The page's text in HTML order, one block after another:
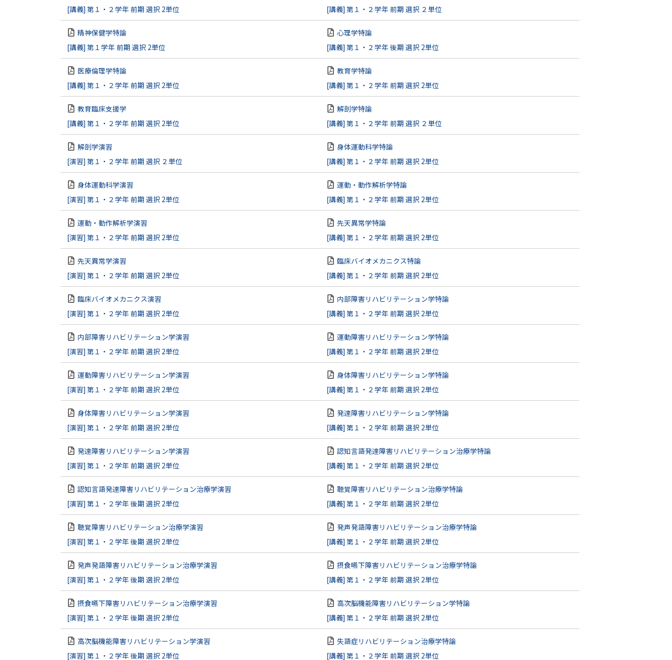
[講義] 第１・２学年 前期 選択 2単位
[講義] 第１・２学年 前期 選択 ２単位
精神保健学特論
[講義] 第１学年 前期 選択 2単位
心理学特論
[講義] 第１・２学年 後期 選択 2単位
医療倫理学特論
[講義] 第１・２学年 前期 選択 2単位
教育学特論
[講義] 第１・２学年 前期 選択 2単位
教育臨床支援学
[講義] 第１・２学年 前期 選択 2単位
解剖学特論
[講義] 第１・２学年 前期 選択 ２単位
解剖学演習
[演習] 第１・２学年 前期 選択 ２単位
身体運動科学特論
[講義] 第１・２学年 前期 選択 2単位
身体運動科学演習
[演習] 第１・２学年 前期 選択 2単位
運動・動作解析学特論
[講義] 第１・２学年 前期 選択 2単位
運動・動作解析学演習
[演習] 第１・２学年 前期 選択 2単位
先天異常学特論
[講義] 第１・２学年 前期 選択 2単位
先天異常学演習
[演習] 第１・２学年 前期 選択 2単位
臨床バイオメカニクス特論
[講義] 第１・２学年 前期 選択 2単位
臨床バイオメカニクス演習
[演習] 第１・２学年 前期 選択 2単位
内部障害リハビリテーション学特論
[講義] 第１・２学年 前期 選択 2単位
内部障害リハビリテーション学演習
[演習] 第１・２学年 前期 選択 2単位
運動障害リハビリテーション学特論
[講義] 第１・２学年 前期 選択 2単位
運動障害リハビリテーション学演習
[演習] 第１・２学年 前期 選択 2単位
身体障害リハビリテーション学特論
[講義] 第１・２学年 前期 選択 2単位
身体障害リハビリテーション学演習
[演習] 第１・２学年 前期 選択 2単位
発達障害リハビリテーション学特論
[講義] 第１・２学年 前期 選択 2単位
発達障害リハビリテーション学演習
[演習] 第１・２学年 前期 選択 2単位
認知言語発達障害リハビリテーション治療学特論
[講義] 第１・２学年 前期 選択 2単位
認知言語発達障害リハビリテーション治療学演習
[演習] 第１・２学年 後期 選択 2単位
聴覚障害リハビリテーション治療学特論
[講義] 第１・２学年 前期 選択 2単位
聴覚障害リハビリテーション治療学演習
[演習] 第１・２学年 後期 選択 2単位
発声発語障害リハビリテーション治療学特論
[講義] 第１・２学年 前期 選択 2単位
発声発語障害リハビリテーション治療学演習
[演習] 第１・２学年 後期 選択 2単位
摂食嚥下障害リハビリテーション治療学特論
[講義] 第１・２学年 前期 選択 2単位
摂食嚥下障害リハビリテーション治療学演習
[演習] 第１・２学年 後期 選択 2単位
高次脳機能障害リハビリテーション学特論
[講義] 第１・２学年 前期 選択 2単位
高次脳機能障害リハビリテーション学演習
[演習] 第１・２学年 後期 選択 2単位
失語症リハビリテーション治療学特論
[講義] 第１・２学年 前期 選択 2単位